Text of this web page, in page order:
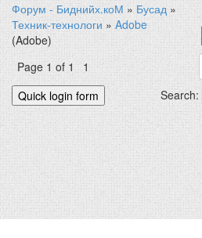
Форум - Биднийх.коМ » Бусад »
Техник-технологи » Adobe
(Adobe)
Page1of1 1
Search: